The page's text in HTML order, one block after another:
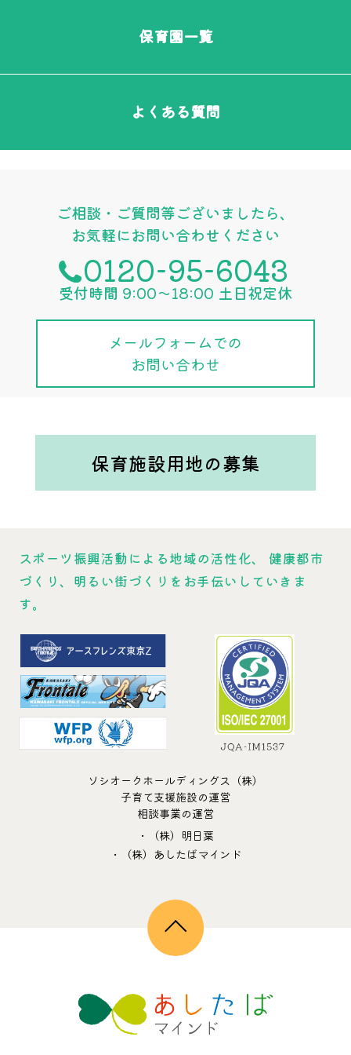
保育園一覧
よくある質問
ご相談・ご質問等ございましたら、
お気軽にお問い合わせください
0120-95-6043
受付時間 9:00〜18:00 土日祝定休
メールフォームでの
お問い合わせ
保育施設用地の募集
スポーツ振興活動による地域の活性化、
健康都市
づくり、明るい街づくりをお手伝いしていきま
す。
ソシオークホールディングス（株）
子育て支援施設の運営
相談事業の運営
・（株）明日葉
・（株）あしたばマインド